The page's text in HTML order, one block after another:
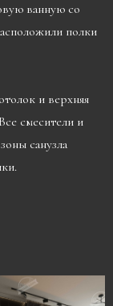
ванную со
полки
и верхняя
смесители и
санузла